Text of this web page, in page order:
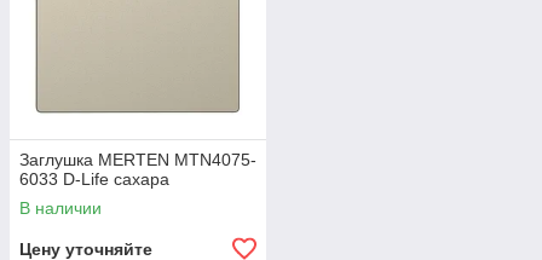
Заглушка MERTEN MTN4075-
6033 D-Life сахара
В наличии
Цену уточняйте